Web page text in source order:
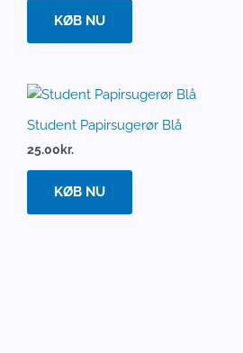
KØB NU
Student Papirsugerør Blå
25.00kr.
KØB NU